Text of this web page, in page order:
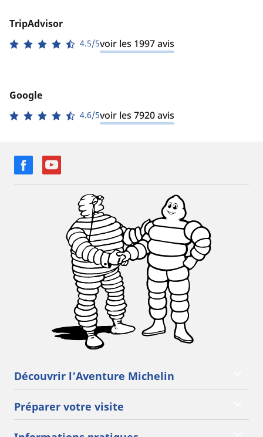
TripAdvisor
4.5/5voir les 1997 avis
Google
4.6/5voir les 7920 avis
Découvrir l’Aventure Michelin
Préparer votre visite